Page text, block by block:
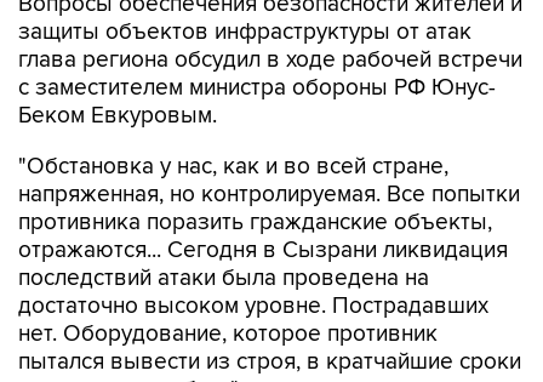
глава региона обсудил в ходе рабочей встречи
с заместителем министра обороны РФ Юнус-
Беком Евкуровым.
"Обстановка у нас, как и во всей стране,
противника поразить гражданские объекты,
отражаются... Сегодня в Сызрани ликвидация
последствий атаки была проведена на
достаточно высоком уровне. Пострадавших
нет. Оборудование, которое противник
пытался вывести из строя, в кратчайшие сроки
начнет свою работу", - приводятся в
сообщении слова Федорищева.